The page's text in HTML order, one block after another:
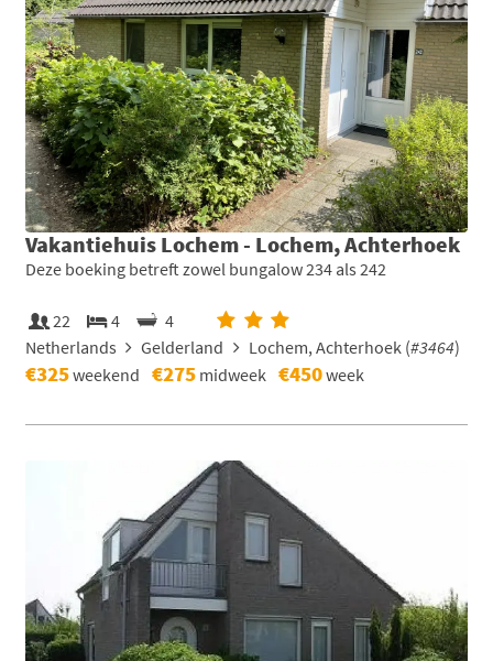
Vakantiehuis Lochem - Lochem, Achterhoek
Deze boeking betreft zowel bungalow 234 als 242
22 4
4
Netherlands
Gelderland Lochem, Achterhoek (#3464)
€325weekend €275 midweek €450week